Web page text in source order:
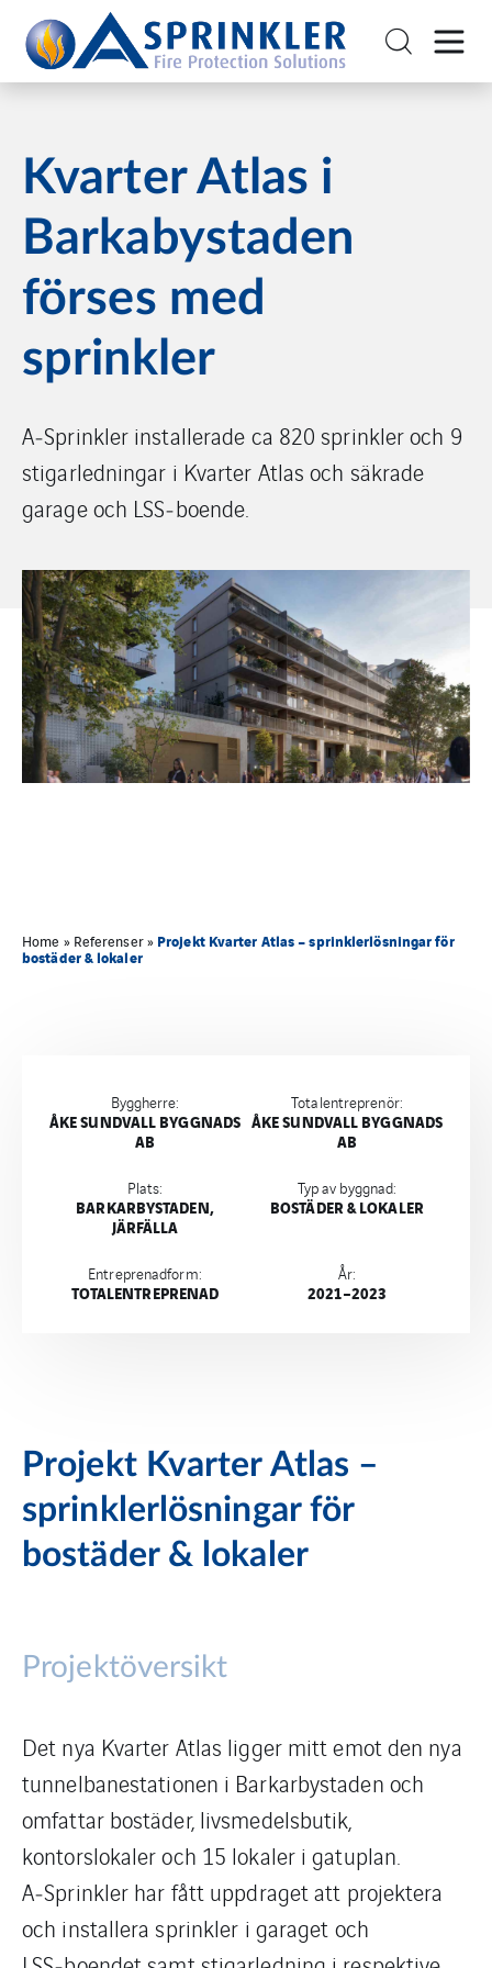
Kvarter Atlas i
Barkabystaden
förses med
sprinkler
A‑Sprinkler installerade ca 820 sprinkler och 9
stigarledningar i Kvarter Atlas och säkrade
garage och LSS‑boende.
Home » Referenser» Projekt Kvarter Atlas – sprinklerlösningar för
bostäder & lokaler
Byggherre:
ÅKE SUNDVALL BYGGNADS
AB
Totalentreprenör:
ÅKE SUNDVALL BYGGNADS
AB
Plats:
BARKARBYSTADEN,
JÄRFÄLLA
Typ av byggnad:
BOSTÄDER & LOKALER
Entreprenadform:
TOTALENTREPRENAD
År:
2021–2023
Projekt Kvarter Atlas –
sprinklerlösningar för
bostäder & lokaler
Projektöversikt
Det nya Kvarter Atlas ligger mitt emot den nya
tunnelbanestationen i Barkarbystaden och
omfattar bostäder, livsmedelsbutik,
kontorslokaler och 15 lokaler i gatuplan.
A‑Sprinkler har fått uppdraget att projektera
och installera sprinkler i garaget och